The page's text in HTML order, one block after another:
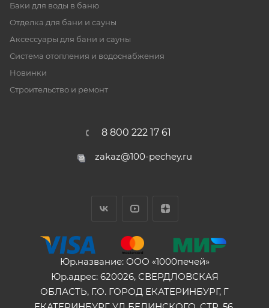
Баки для воды в баню
Отделка для бани и сауны
Аксессуары для бани и сауны
Система отопления и водоснабжения
Новинки
Строительство и ремонт
8 800 222 17 61
zakaz@100-pechey.ru
Юр.название: ООО «1000печей»
Юр.адрес: 620026, СВЕРДЛОВСКАЯ
ОБЛАСТЬ, Г.О. ГОРОД ЕКАТЕРИНБУРГ, Г